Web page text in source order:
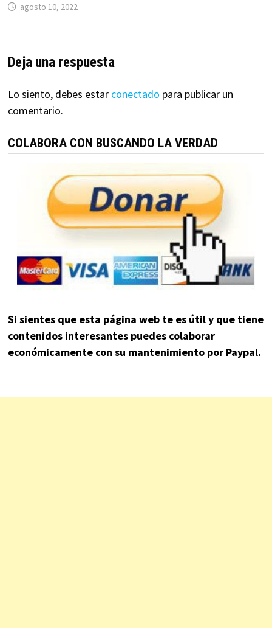
agosto 10, 2022
Deja una respuesta
Lo siento, debes estar conectado para publicar un
comentario.
COLABORA CON BUSCANDO LA VERDAD
Si sientes que esta página web te es útil y que tiene
contenidos interesantes puedes colaborar
económicamente con su mantenimiento por Paypal.